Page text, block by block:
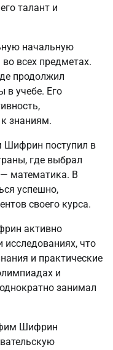
талант и
начальную
всех предметах.
продолжил
в учебе. Его
знаниям.
Шифрин поступил в
где выбрал
— математика. В
успешно,
своего курса.
активно
исследованиях, что
и практические
и
занимал
Шифрин